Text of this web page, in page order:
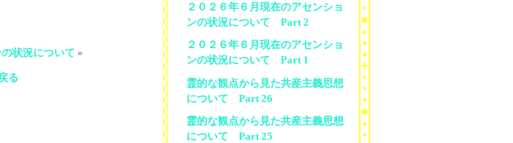
状況について »
る
２０２６年６月現在のアセンショ
ンの状況について Part 2
２０２６年６月現在のアセンショ
ンの状況について Part 1
霊的な観点から見た共産主義思想
について Part 26
霊的な観点から見た共産主義思想
について Part 25